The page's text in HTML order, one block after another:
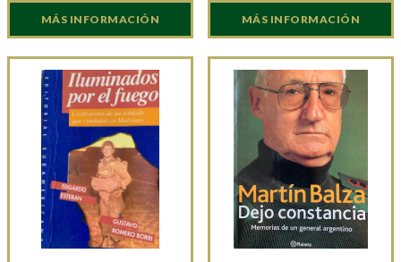
MÁS INFORMACIÓN MÁS INFORMACIÓN